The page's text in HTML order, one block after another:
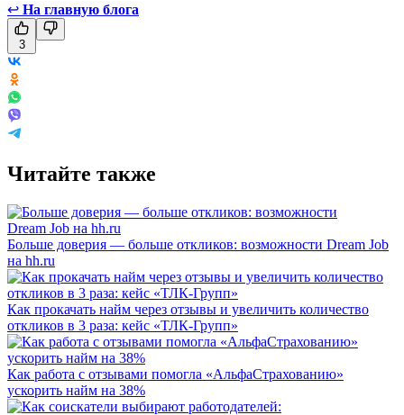
↩ На главную блога
3
Читайте также
Больше доверия — больше откликов: возможности Dream Job
на hh.ru
Как прокачать найм через отзывы и увеличить количество
откликов в 3 раза: кейс «ТЛК-Групп»
Как работа с отзывами помогла «АльфаСтрахованию»
ускорить найм на 38%